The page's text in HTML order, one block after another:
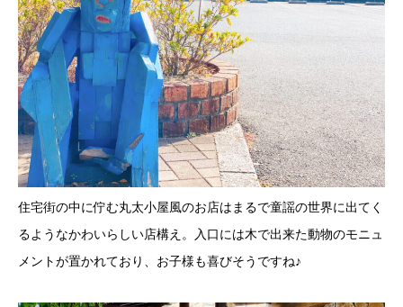
住宅街の中に佇む丸太小屋風のお店はまるで童謡の世界に出てく
るようなかわいらしい店構え。入口には木で出来た動物のモニュ
メントが置かれており、お子様も喜びそうですね♪